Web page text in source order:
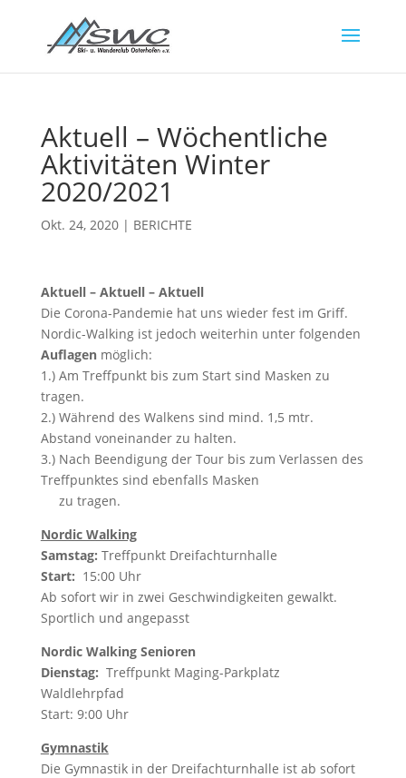
Aktuell – Wöchentliche
Aktivitäten Winter
2020/2021
Okt. 24, 2020| BERICHTE
Aktuell – Aktuell – Aktuell
Die Corona-Pandemie hat uns wieder fest im Griff.
Nordic-Walking ist jedoch weiterhin unter folgenden
Auflagenmöglich:
1.) Am Treffpunkt bis zum Start sind Masken zu
tragen.
2.) Während des Walkens sind mind. 1,5 mtr.
Abstand voneinander zu halten.
3.) Nach Beendigung der Tour bis zum Verlassen des
Treffpunktes sind ebenfalls Masken
zu tragen.
Nordic Walking
Samstag: Treffpunkt Dreifachturnhalle
Start: 15:00 Uhr
Ab sofort wir in zwei Geschwindigkeiten gewalkt.
Sportlich und angepasst
Nordic Walking Senioren
Dienstag: Treffpunkt Maging-Parkplatz
Waldlehrpfad
Start: 9:00 Uhr
Gymnastik
Die Gymnastik in der Dreifachturnhalle ist ab sofort